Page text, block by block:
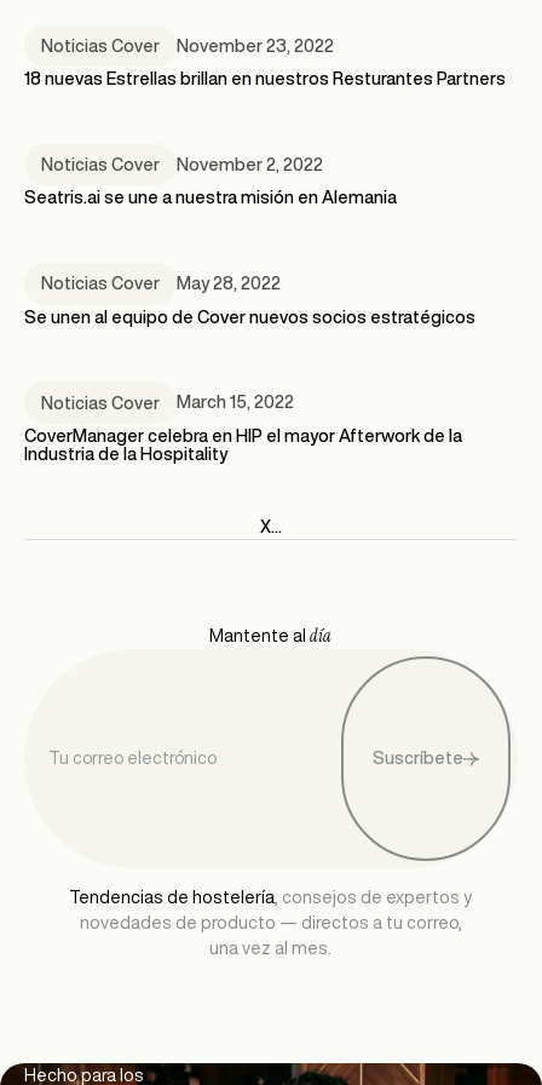
Noticias Cover
November 23, 2022
18 nuevas Estrellas brillan en nuestros Resturantes Partners
Noticias Cover
November 2, 2022
Seatris.ai se une a nuestra misión en Alemania
Noticias Cover
May 28, 2022
Se unen al equipo de Cover nuevos socios estratégicos
Noticias Cover
March 15, 2022
CoverManager celebra en HIP el mayor Afterwork de la
Industria de la Hospitality
X...
Mantente aldía
Suscríbete
Tendencias de hostelería , consejos de expertos y
novedades de producto — directos a tu correo,
una vez al mes.
Hecho para los